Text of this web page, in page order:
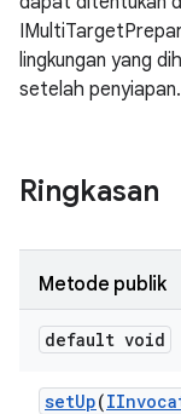
lingkungan yang
setelah penyiapan.
Ringkasan
Metode publik
default void
setUp(